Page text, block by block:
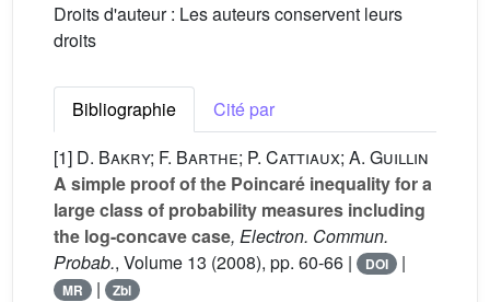
Droits d'auteur : Les auteurs conservent leurs
droits
Bibliographie
Cité par
[1] D. Bakry; F. Barthe; P. Cattiaux; A. Guillin
A simple proof of the Poincaré inequality for a
large class of probability measures including
the log-concave case, Electron. Commun.
Probab., Volume 13 (2008), pp. 60-66 | DOI |
MR | Zbl